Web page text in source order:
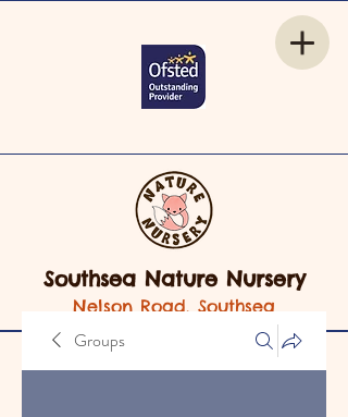
Southsea Nature Nursery
Nelson Road, Southsea
Groups